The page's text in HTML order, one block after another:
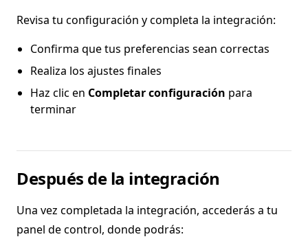
Revisa tu configuración y completa la integración:
Confirma que tus preferencias sean correctas
Realiza los ajustes finales
Haz clic en Completar configuración para
terminar
Después de la integración
Una vez completada la integración, accederás a tu
panel de control, donde podrás: